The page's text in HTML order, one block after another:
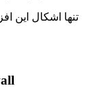
تنها اشکال این